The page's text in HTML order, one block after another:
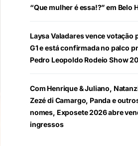
“Que mulher é essa!?” em Belo
Laysa Valadares vence votação
G1 e está confirmada no palco
Pedro Leopoldo Rodeio Show
Com Henrique & Juliano,
Zezé di Camargo, Panda e
nomes, Exposete 2026 abre
ingressos